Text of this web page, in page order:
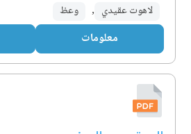
لاهوت عقيدي , وعظ
معلومات